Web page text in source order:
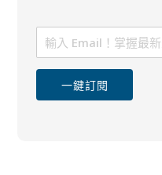
一鍵訂閱